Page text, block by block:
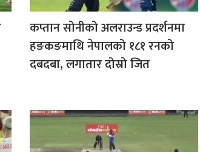
कप्तान सोनीको अलराउन्ड प्रदर्शनमा
हङकङमाथि नेपालको १८१ रनको
दबदबा, लगातार दोस्रो जित